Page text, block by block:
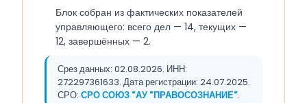
Блок собран из фактических показателей
управляющего: всего дел — 14, текущих —
12, завершённых — 2.
Срез данных: 02.08.2026. ИНН:
272297361633. Дата регистрации: 24.07.2025.
СРО: СРО СОЮЗ "АУ "ПРАВОСОЗНАНИЕ".